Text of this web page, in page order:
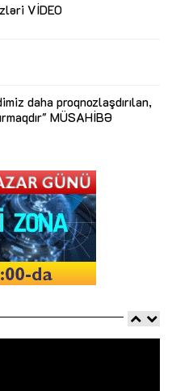
VİDEO
daha proqnozlaşdırılan,
MÜSAHİBƏ